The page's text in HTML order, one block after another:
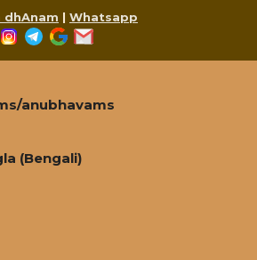
dhAnam | Whatsapp
X Instagram
Telegram
Google
anubhavams
(Bengali)